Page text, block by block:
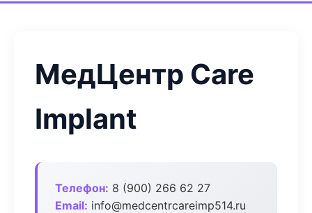
МедЦентр Care
Implant
Телефон: 8 (900) 266 62 27
Email: info@medcentrcareimp514.ru